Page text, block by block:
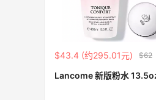
$43.4 (约295.01元) $62
Lancome 新版粉水
为了这家烧烤
又去皮爷喝下